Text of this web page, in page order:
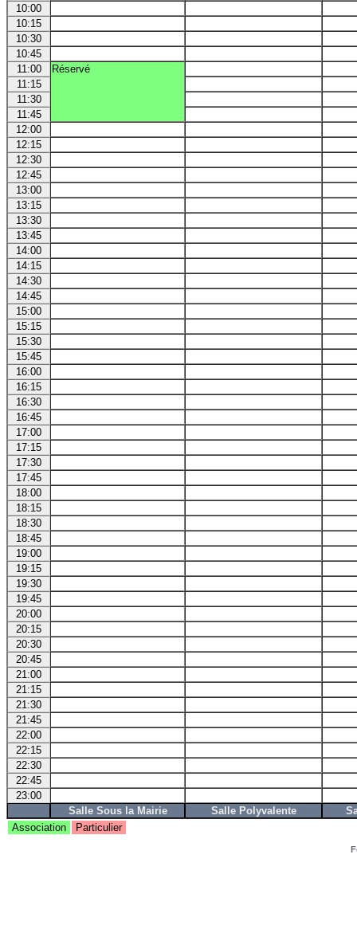
10:00
10:15
10:30
10:45
11:00
Réservé
11:15
11:30
11:45
12:00
12:15
12:30
12:45
13:00
13:15
13:30
13:45
14:00
14:15
14:30
14:45
15:00
15:15
15:30
15:45
16:00
16:15
16:30
16:45
17:00
17:15
17:30
17:45
18:00
18:15
18:30
18:45
19:00
19:15
19:30
19:45
20:00
20:15
20:30
20:45
21:00
21:15
21:30
21:45
22:00
22:15
22:30
22:45
23:00
Salle Sous la Mairie
Salle Polyvalente
Association
Particulier